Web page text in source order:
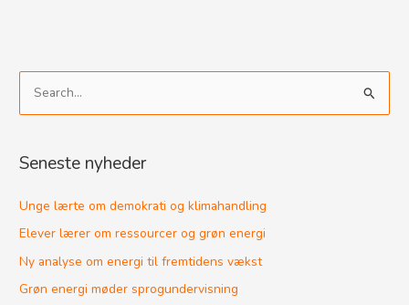
ø
e
r
:
Seneste nyheder
Unge lærte om demokrati og klimahandling
Elever lærer om ressourcer og grøn energi
Ny analyse om energi til fremtidens vækst
Grøn energi møder sprogundervisning